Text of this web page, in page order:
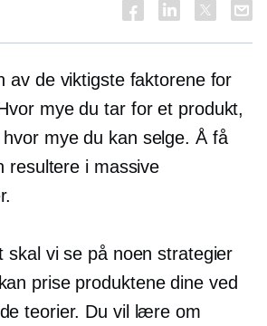
av de viktigste faktorene for
mye du tar for et produkt,
mye du kan selge. Å få
resultere i massive
skal vi se på noen strategier
prise produktene dine ved
teorier. Du vil lære om